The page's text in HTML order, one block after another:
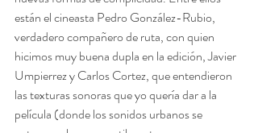
están el cineasta Pedro González-Rubio,
verdadero compañero de ruta, con quien
hicimos muy buena dupla en la edición, Javier
Umpierrez y Carlos Cortez, que entendieron
las texturas sonoras que yo quería dar a la
película (donde los sonidos urbanos se